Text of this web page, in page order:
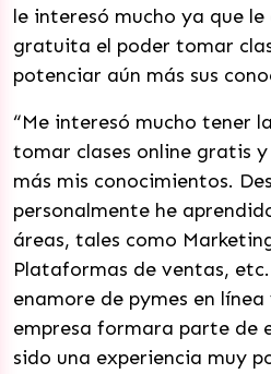
le interesó mucho ya que
gratuita el poder tomar
potenciar aún más sus
“Me interesó mucho tener
tomar clases online gratis
más mis conocimientos.
personalmente he
áreas, tales como
Plataformas de ventas,
enamore de pymes en
empresa formara parte de
sido una experiencia muy